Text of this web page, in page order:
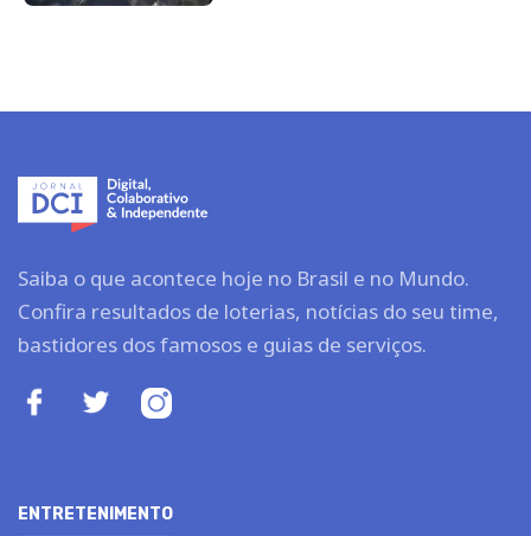
Saiba o que acontece hoje no Brasil e no Mundo.
Confira resultados de loterias, notícias do seu time,
bastidores dos famosos e guias de serviços.
ENTRETENIMENTO